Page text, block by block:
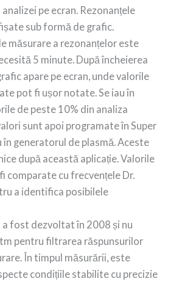
pe ecran. Rezonanțele
sub formă de grafic.
măsurare a rezonanțelor este
5 minute. După încheierea
apare pe ecran, unde valorile
pot fi ușor notate. Se iau în
de peste 10% din analiza
sunt apoi programate în Super
în generatorul de plasmă. Aceste
după această aplicație. Valorile
comparate cu frecvențele Dr.
a identifica posibilele
a fost dezvoltat în 2008 și nu
pentru filtrarea răspunsurilor
În timpul măsurării, este
condițiile stabilite cu precizie